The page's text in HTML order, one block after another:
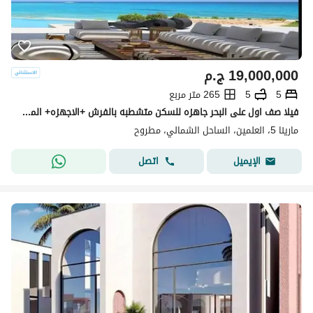
ج.م19,000,000
5
5
265 متر مربع
فيلا صف اول على البحر جاهزه للسكن متشطبه بالفرش +الاجهزه+ المطبخ+التكييفات في مارينا 5 marina5 الساحل الشمالي قبل لسان الوزراء بجوارRixos
مارينا 5، العلمين، الساحل الشمالي، مطروح
الإيميل
اتصل